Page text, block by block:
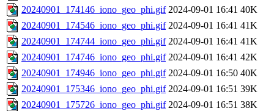
20240901_174146_iono_geo_phi.gif 2024-09-01 16:41 40K
20240901_174546_iono_geo_phi.gif 2024-09-01 16:41 41K
20240901_174744_iono_geo_phi.gif 2024-09-01 16:41 41K
20240901_174746_iono_geo_phi.gif 2024-09-01 16:41 42K
20240901_174946_iono_geo_phi.gif 2024-09-01 16:50 40K
20240901_175346_iono_geo_phi.gif 2024-09-01 16:51 39K
20240901_175726_iono_geo_phi.gif 2024-09-01 16:51 38K